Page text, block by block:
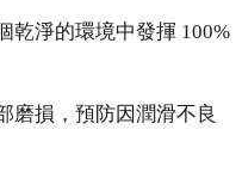
乾淨的環境中發揮 100%
磨損，預防因潤滑不良